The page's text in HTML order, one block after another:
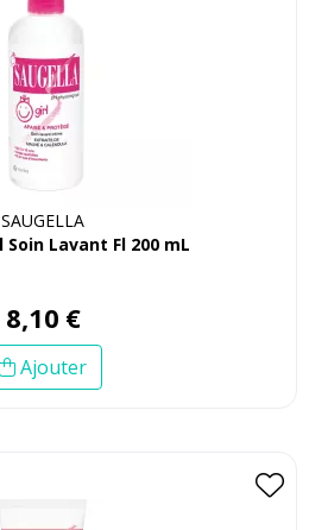
SAUGELLA
Soin Lavant Fl 200 mL
8,10 €
Ajouter